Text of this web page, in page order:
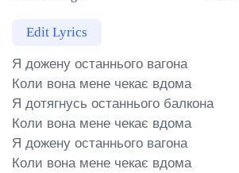
Edit Lyrics
Я дожену останнього вагона
Коли вона мене чекає вдома
Я дотягнусь останнього балкона
Коли вона мене чекає вдома
Я дожену останнього вагона
Коли вона мене чекає вдома